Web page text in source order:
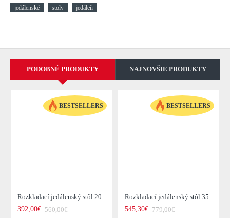
jedálenské
stoly jedáleň
PODOBNÉ PRODUKTY NAJNOVŠIE PRODUKTY
BESTSELLERS
Rozkladací jedálenský stôl 20976 120/200x80cm Masív drevo Palisander
392,00€ 560,00€
BESTSELLERS
Rozkladací jedálenský stôl 35299 160/240x100cm Masív drevo Palisander
545,30€ 779,00€